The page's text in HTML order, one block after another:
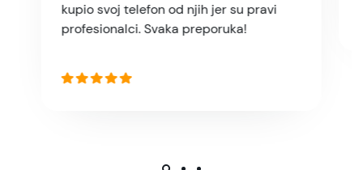
kupio svoj telefon od njih jer su pravi
profesionalci. Svaka preporuka!